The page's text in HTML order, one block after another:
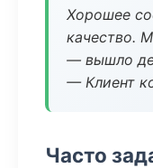
Хорошее
качество.
— вышло
— Клиент
Часто